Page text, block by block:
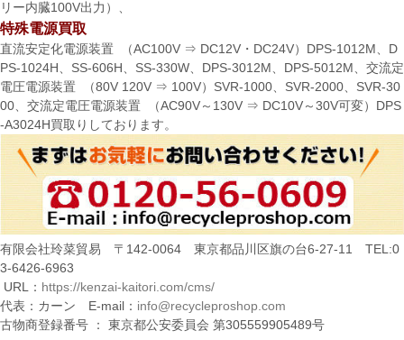
リー内臓100V出力）、
特殊電源買取
直流安定化電源装置 （AC100V ⇒ DC12V・DC24V）DPS-1012M、D
PS-1024H、SS-606H、SS-330W、DPS-3012M、DPS-5012M、交流定
電圧電源装置 （80V 120V ⇒ 100V）SVR-1000、SVR-2000、SVR-30
00、交流定電圧電源装置 （AC90V～130V ⇒ DC10V～30V可変）DPS
-A3024H買取りしております。
有限会社玲菜貿易 〒142-0064 東京都品川区旗の台6-27-11 TEL:0
3-6426-6963
URL： https://kenzai-kaitori.com/cms/
代表：カーン E-mail： info@recycleproshop.com
古物商登録番号 ： 東京都公安委員会 第305559905489号